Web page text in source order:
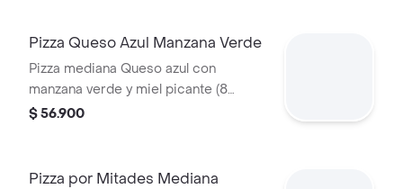
Pizza Queso Azul Manzana Verde
Pizza mediana Queso azul con
manzana verde y miel picante (8
porciones)
$ 56.900
Pizza por Mitades Mediana